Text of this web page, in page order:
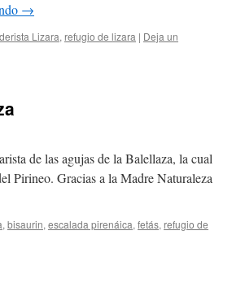
→
Lizara, refugio de lizara | Deja un
de las agujas de la Balellaza, la cual
Pirineo. Gracias a la Madre Naturaleza
, bisaurin, escalada pirenáica, fetás, refugio de